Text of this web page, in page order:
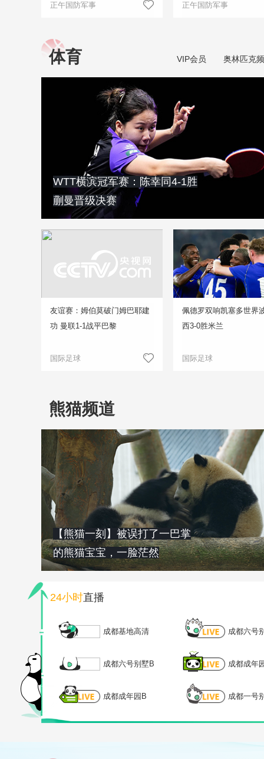
正午国防军事 正午国防军事
体育 VIP会员 奥林匹克
WTT横滨冠军赛：陈幸同4-1胜
蒯曼晋级决赛
友谊赛：姆伯莫破门姆巴耶建
功 曼联1-1战平巴黎
国际足球
佩德罗双响凯塞多世界
西3-0胜米兰
国际足球
熊猫频道
【熊猫一刻】被误打了一巴掌
的熊猫宝宝，一脸茫然
24小时直播
成都基地高清 成都六号
成都六号别墅B 成都成年
成都成年园B 成都一号